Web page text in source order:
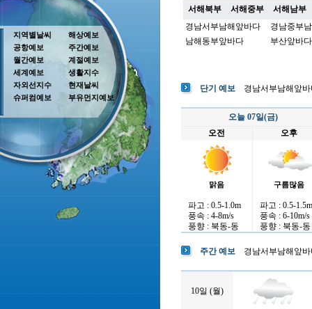
지역별날씨
공항예보
월간예보
세계예보
자외선지수
슈퍼컴예보
해상예보
주간예보
계절예보
생활지수
현재날씨
부유먼지예보
서해북부 서해중부
서해남부
경남서부남해앞바다
경남중부
남해동부앞바다
부산앞바다
단기 예보 경남서부남해앞바
오늘 07일(금)
오전
오후
맑음 구름많음
파고 : 0.5-1.0m
풍속 : 4-8m/s
풍향 : 북동-동
파고 : 0.5-1.5m
풍속 : 6-10m/s
풍향 : 북동-동
주간 예보 경남서부남해앞바
10일 (월)